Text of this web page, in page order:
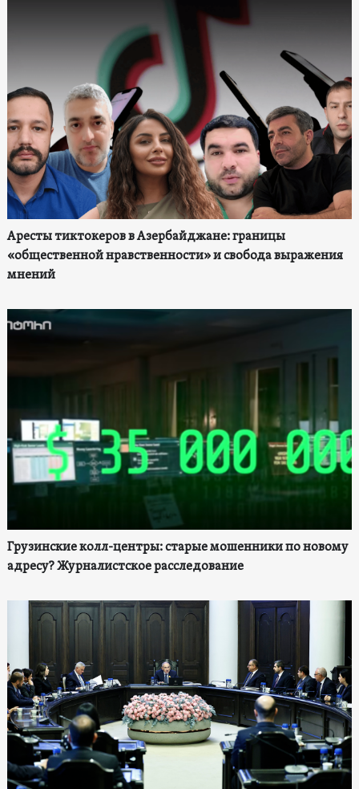
Аресты тиктокеров в Азербайджане: границы
«общественной нравственности» и свобода выражения
мнений
Грузинские колл-центры: старые мошенники по новому
адресу? Журналистское расследование